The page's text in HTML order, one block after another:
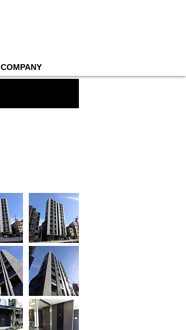
COMPANY